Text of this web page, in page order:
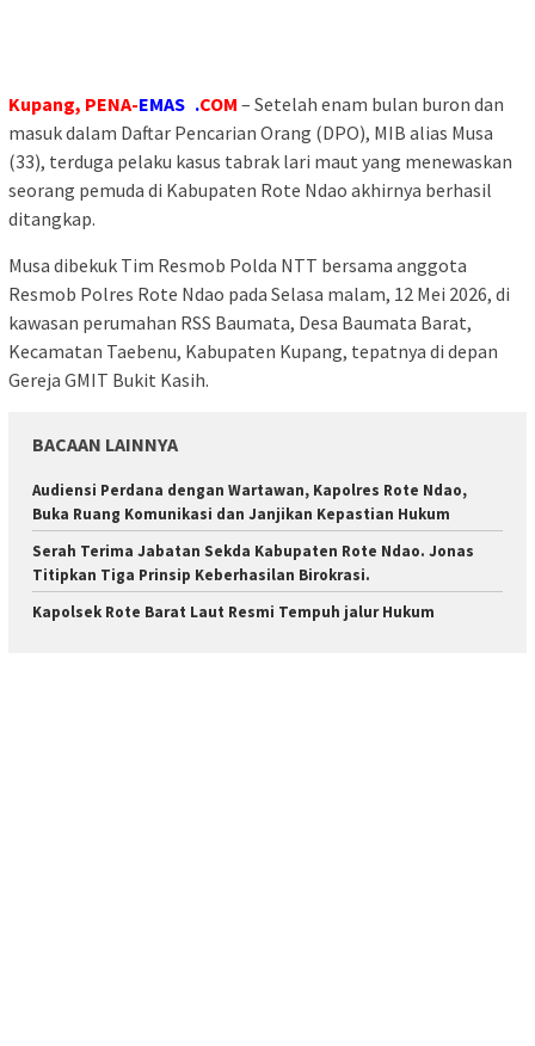
Kupang, PENA-EMAS .COM – Setelah enam bulan buron dan
masuk dalam Daftar Pencarian Orang (DPO), MIB alias Musa
(33), terduga pelaku kasus tabrak lari maut yang menewaskan
seorang pemuda di Kabupaten Rote Ndao akhirnya berhasil
ditangkap.
Musa dibekuk Tim Resmob Polda NTT bersama anggota
Resmob Polres Rote Ndao pada Selasa malam, 12 Mei 2026, di
kawasan perumahan RSS Baumata, Desa Baumata Barat,
Kecamatan Taebenu, Kabupaten Kupang, tepatnya di depan
Gereja GMIT Bukit Kasih.
BACAAN LAINNYA
Audiensi Perdana dengan Wartawan, Kapolres Rote Ndao,
Buka Ruang Komunikasi dan Janjikan Kepastian Hukum
Serah Terima Jabatan Sekda Kabupaten Rote Ndao. Jonas
Titipkan Tiga Prinsip Keberhasilan Birokrasi.
Kapolsek Rote Barat Laut Resmi Tempuh jalur Hukum